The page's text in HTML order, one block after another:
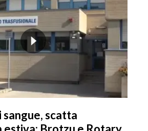
sangue, scatta